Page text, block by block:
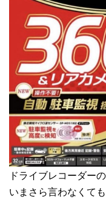
ドライブレコーダー
いまさら言わなくて